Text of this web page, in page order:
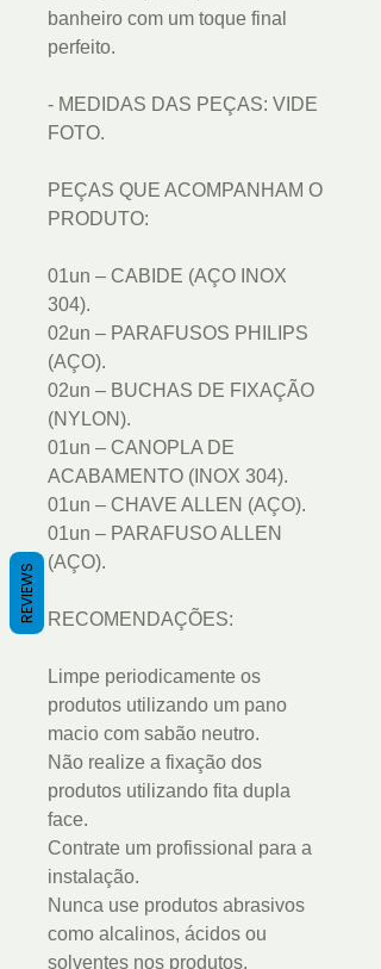
banheiro com um toque final
perfeito.
- MEDIDAS DAS PEÇAS: VIDE
FOTO.
PEÇAS QUE ACOMPANHAM O
PRODUTO:
01un – CABIDE (AÇO INOX
304).
02un – PARAFUSOS PHILIPS
(AÇO).
02un – BUCHAS DE FIXAÇÃO
(NYLON).
01un – CANOPLA DE
ACABAMENTO (INOX 304).
01un – CHAVE ALLEN (AÇO).
01un – PARAFUSO ALLEN
(AÇO).
RECOMENDAÇÕES:
Limpe periodicamente os
produtos utilizando um pano
macio com sabão neutro.
Não realize a fixação dos
produtos utilizando fita dupla
face.
Contrate um profissional para a
instalação.
Nunca use produtos abrasivos
como alcalinos, ácidos ou
solventes nos produtos.
REVIEWS